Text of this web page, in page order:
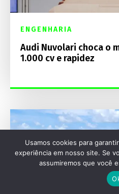
ENGENHARIA
Audi Nuvolari choca o
1.000 cv e rapidez
Usamos cookies para
experiência em nosso site. Se
assumiremos que você